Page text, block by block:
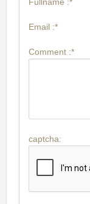
Email :*
Comment :*
captcha: